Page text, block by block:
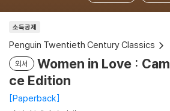
소득공제
Penguin Twentieth Century Classics
외서
Women in Love :
ce Edition
Paperback